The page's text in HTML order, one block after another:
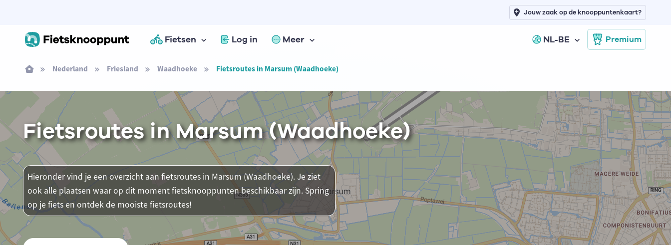
Fietsen Log in Meer NL-BE Premium
Jouw zaak op de knooppuntenkaart?
Nederland Friesland Waadhoeke Fietsroutes in Marsum (Waadhoeke)
Fietsroutes in Marsum (Waadhoeke)
Hieronder vind je een overzicht aan fietsroutes in Marsum (Waadhoeke). Je ziet
ook alle plaatsen waar op dit moment fietsknooppunten beschikbaar zijn. Spring
op je fiets en ontdek de mooiste fietsroutes!